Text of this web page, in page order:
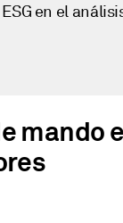
en el
mando